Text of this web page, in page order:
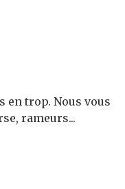
en trop. Nous vous
rameurs...